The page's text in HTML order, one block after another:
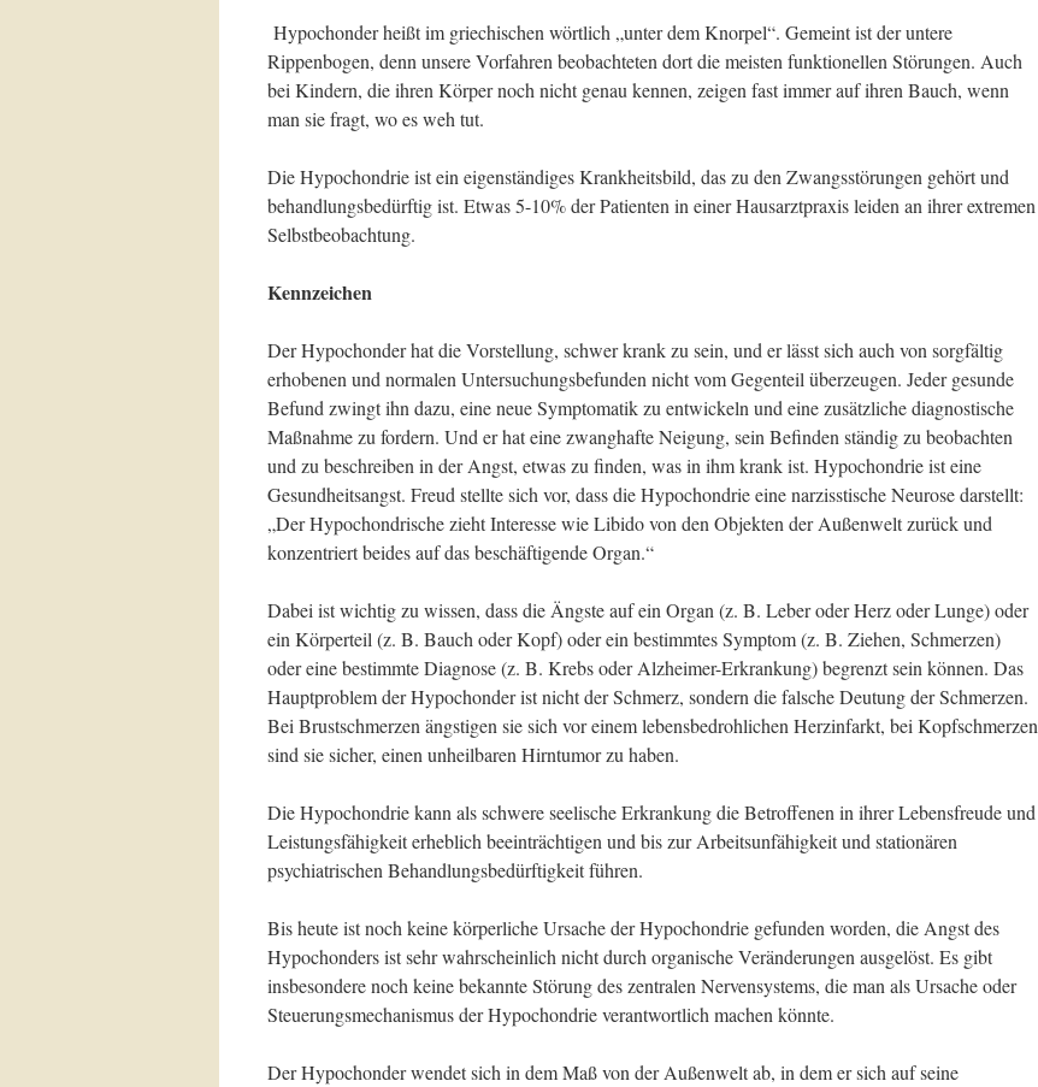
Hypochonder heißt im griechischen wörtlich „unter dem Knorpel“. Gemeint ist der untere
Rippenbogen, denn unsere Vorfahren beobachteten dort die meisten funktionellen Störungen. Auch
bei Kindern, die ihren Körper noch nicht genau kennen, zeigen fast immer auf ihren Bauch, wenn
man sie fragt, wo es weh tut.
Die Hypochondrie ist ein eigenständiges Krankheitsbild, das zu den Zwangsstörungen gehört und
behandlungsbedürftig ist. Etwas 5-10% der Patienten in einer Hausarztpraxis leiden an ihrer extremen
Selbstbeobachtung.
Kennzeichen
Der Hypochonder hat die Vorstellung, schwer krank zu sein, und er lässt sich auch von sorgfältig
erhobenen und normalen Untersuchungsbefunden nicht vom Gegenteil überzeugen. Jeder gesunde
Befund zwingt ihn dazu, eine neue Symptomatik zu entwickeln und eine zusätzliche diagnostische
Maßnahme zu fordern. Und er hat eine zwanghafte Neigung, sein Befinden ständig zu beobachten
und zu beschreiben in der Angst, etwas zu finden, was in ihm krank ist. Hypochondrie ist eine
Gesundheitsangst. Freud stellte sich vor, dass die Hypochondrie eine narzisstische Neurose darstellt:
„Der Hypochondrische zieht Interesse wie Libido von den Objekten der Außenwelt zurück und
konzentriert beides auf das beschäftigende Organ.“
Dabei ist wichtig zu wissen, dass die Ängste auf ein Organ (z. B. Leber oder Herz oder Lunge) oder
ein Körperteil (z. B. Bauch oder Kopf) oder ein bestimmtes Symptom (z. B. Ziehen, Schmerzen)
oder eine bestimmte Diagnose (z. B. Krebs oder Alzheimer-Erkrankung) begrenzt sein können. Das
Hauptproblem der Hypochonder ist nicht der Schmerz, sondern die falsche Deutung der Schmerzen.
Bei Brustschmerzen ängstigen sie sich vor einem lebensbedrohlichen Herzinfarkt, bei Kopfschmerzen
sind sie sicher, einen unheilbaren Hirntumor zu haben.
Die Hypochondrie kann als schwere seelische Erkrankung die Betroffenen in ihrer Lebensfreude und
Leistungsfähigkeit erheblich beeinträchtigen und bis zur Arbeitsunfähigkeit und stationären
psychiatrischen Behandlungsbedürftigkeit führen.
Bis heute ist noch keine körperliche Ursache der Hypochondrie gefunden worden, die Angst des
Hypochonders ist sehr wahrscheinlich nicht durch organische Veränderungen ausgelöst. Es gibt
insbesondere noch keine bekannte Störung des zentralen Nervensystems, die man als Ursache oder
Steuerungsmechanismus der Hypochondrie verantwortlich machen könnte.
Der Hypochonder wendet sich in dem Maß von der Außenwelt ab, in dem er sich auf seine